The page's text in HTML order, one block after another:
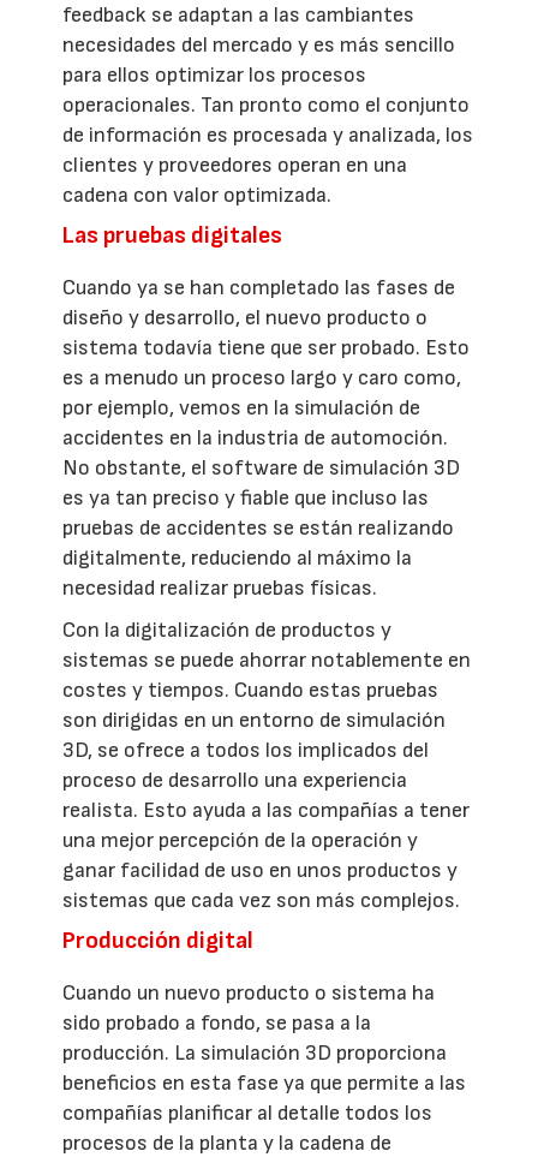
feedback se adaptan a las cambiantes
necesidades del mercado y es más sencillo
para ellos optimizar los procesos
operacionales. Tan pronto como el conjunto
de información es procesada y analizada, los
clientes y proveedores operan en una
cadena con valor optimizada.
Las pruebas digitales
Cuando ya se han completado las fases de
diseño y desarrollo, el nuevo producto o
sistema todavía tiene que ser probado. Esto
es a menudo un proceso largo y caro como,
por ejemplo, vemos en la simulación de
accidentes en la industria de automoción.
No obstante, el software de simulación 3D
es ya tan preciso y fiable que incluso las
pruebas de accidentes se están realizando
digitalmente, reduciendo al máximo la
necesidad realizar pruebas físicas.
Con la digitalización de productos y
sistemas se puede ahorrar notablemente en
costes y tiempos. Cuando estas pruebas
son dirigidas en un entorno de simulación
3D, se ofrece a todos los implicados del
proceso de desarrollo una experiencia
realista. Esto ayuda a las compañías a tener
una mejor percepción de la operación y
ganar facilidad de uso en unos productos y
sistemas que cada vez son más complejos.
Producción digital
Cuando un nuevo producto o sistema ha
sido probado a fondo, se pasa a la
producción. La simulación 3D proporciona
beneficios en esta fase ya que permite a las
compañías planificar al detalle todos los
procesos de la planta y la cadena de